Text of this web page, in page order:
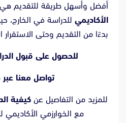
أفضل وأسهل طريقة للتقديم
الأكاديمي للدراسة في الخارج،
بدءًا من التقديم وحتى
للحصول على قبول
تواصل معنا عبر
للمزيد من التفاصيل عن كيفية
مع الخوارزمي الأكاديمي